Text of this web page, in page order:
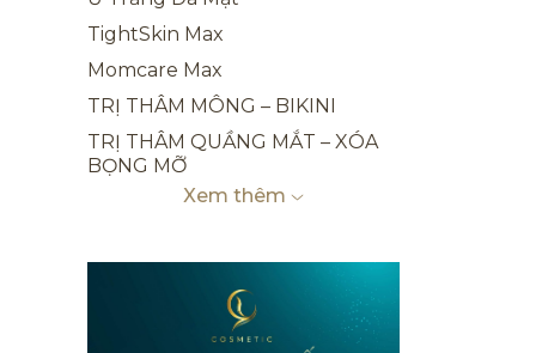
TightSkin Max
Momcare Max
TRỊ THÂM MÔNG – BIKINI
TRỊ THÂM QUẦNG MẮT – XÓA
BỌNG MỠ
TRỊ THÂM LƯNG MỤN
Xem thêm